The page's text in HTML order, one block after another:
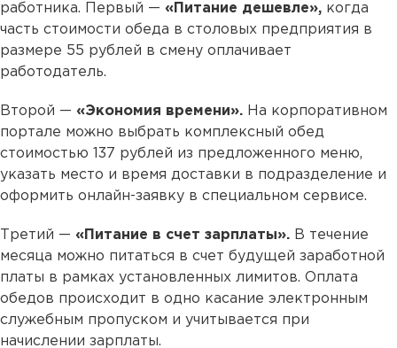
работника. Первый — «Питание дешевле», когда
часть стоимости обеда в столовых предприятия в
размере 55 рублей в смену оплачивает
работодатель.
Второй — «Экономия времени». На корпоративном
портале можно выбрать комплексный обед
стоимостью 137 рублей из предложенного меню,
указать место и время доставки в подразделение и
оформить онлайн-заявку в специальном сервисе.
Третий — «Питание в счет зарплаты». В течение
месяца можно питаться в счет будущей заработной
платы в рамках установленных лимитов. Оплата
обедов происходит в одно касание электронным
служебным пропуском и учитывается при
начислении зарплаты.